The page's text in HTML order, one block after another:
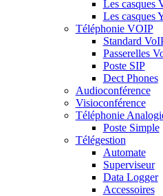
Les casques
Les
Téléphonie VOIP
Standard
Passerelles
Poste SIP
Dect Phones
Audioconférence
Visioconférence
Téléphonie
Poste Simple
Télégestion
Automate
Superviseur
Data Logger
Accessoires